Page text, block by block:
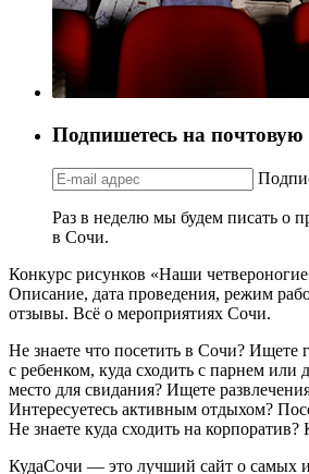
Подпишетесь на почтовую
Раз в неделю мы будем писать о
в Сочи.
Конкурс рисунков «Наши четвероногие
Описание, дата проведения, режим
отзывы. Всё о мероприятиях Сочи.
Не знаете что посетить в Сочи? Ищете
с ребенком, куда сходить с парнем или
место для свидания? Ищете
Интересуетесь активным отдыхом?
Не знаете куда сходить на
КудаСочи — это лучший сайт о самых